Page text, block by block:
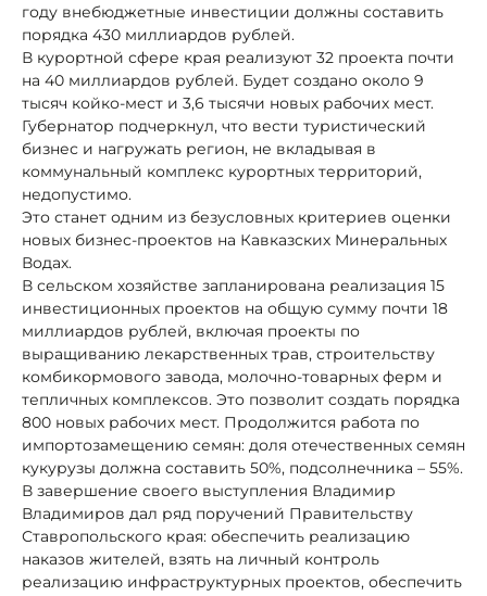
году внебюджетные инвестиции должны составить
порядка 430 миллиардов рублей.
В курортной сфере края реализуют 32 проекта почти
на 40 миллиардов рублей. Будет создано около 9
тысяч койко-мест и 3,6 тысячи новых рабочих мест.
Губернатор подчеркнул, что вести туристический
бизнес и нагружать регион, не вкладывая в
коммунальный комплекс курортных территорий,
недопустимо.
Это станет одним из безусловных критериев оценки
новых бизнес-проектов на Кавказских Минеральных
Водах.
В сельском хозяйстве запланирована реализация 15
инвестиционных проектов на общую сумму почти 18
миллиардов рублей, включая проекты по
выращиванию лекарственных трав, строительству
комбикормового завода, молочно-товарных ферм и
тепличных комплексов. Это позволит создать порядка
800 новых рабочих мест. Продолжится работа по
импортозамещению семян: доля отечественных семян
кукурузы должна составить 50%, подсолнечника – 55%.
В завершение своего выступления Владимир
Владимиров дал ряд поручений Правительству
Ставропольского края: обеспечить реализацию
наказов жителей, взять на личный контроль
реализацию инфраструктурных проектов, обеспечить